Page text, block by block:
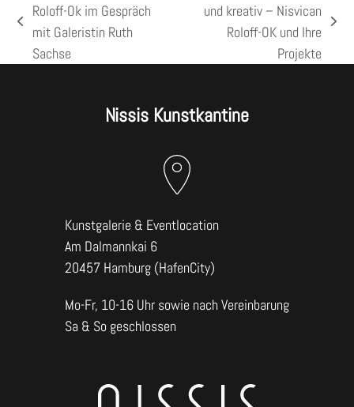
vorheriger
Beitrag:
Roloff-Ok im Gespräch
mit Galeristin Ruth
Sachse
Nächster
und kreativ – Nisvican
Roloff-OK und Ihre
Projekte
Nissis Kunstkantine
Kunstgalerie & Eventlocation
Am Dalmannkai 6
20457 Hamburg (HafenCity)
Mo-Fr, 10-16 Uhr sowie nach Vereinbarung
Sa & So geschlossen